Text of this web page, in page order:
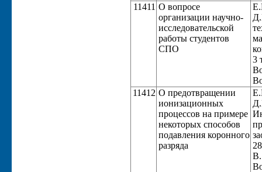
11411 О вопросе
организации научно-
исследовательской
работы студентов
СПО
3
11412 О предотвращении
ионизационных
процессов на примере
некоторых способов
подавления коронного
разряда